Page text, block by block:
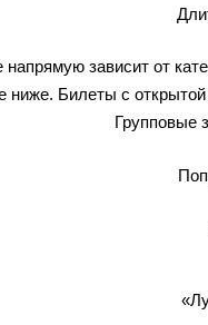
зависит от
ниже. Билеты с
Групповые